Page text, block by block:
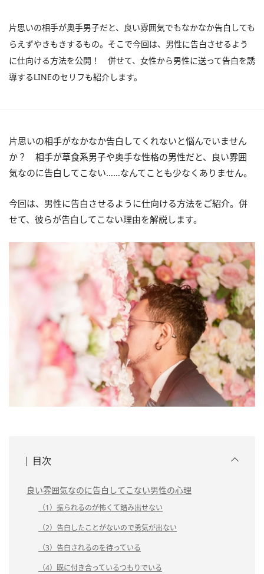
片思いの相手が奥手男子だと、良い雰囲気でもなかなか告白しても
らえずやきもきするもの。そこで今回は、男性に告白させるよう
に仕向ける方法を公開！ 併せて、女性から男性に送って告白を誘
導するLINEのセリフも紹介します。
片思いの相手がなかなか告白してくれないと悩んでいません
か？ 相手が草食系男子や奥手な性格の男性だと、良い雰囲
気なのに告白してこない……なんてことも少なくありません。
今回は、男性に告白させるように仕向ける方法をご紹介。併
せて、彼らが告白してこない理由を解説します。
目次
良い雰囲気なのに告白してこない男性の心理
（1）振られるのが怖くて踏み出せない
（2）告白したことがないので勇気が出ない
（3）告白されるのを待っている
（4）既に付き合っているつもりでいる